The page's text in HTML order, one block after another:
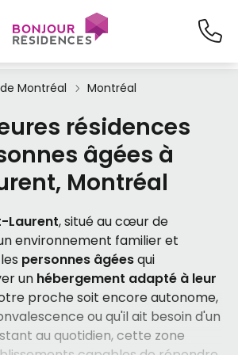
Montréal
Montréal
résidences
âgées à
Montréal
Laurent, situé au cœur de
environnement familier et
personnes âgéesqui
un hébergement adapté à leur
proche soit encore autonome,
ou qu'il ait besoin d'un
au quotidien, cette zone